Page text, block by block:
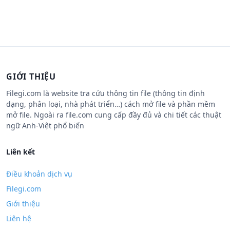
GIỚI THIỆU
Filegi.com là website tra cứu thông tin file (thông tin định
dạng, phân loại, nhà phát triển…) cách mở file và phần mềm
mở file. Ngoài ra file.com cung cấp đầy đủ và chi tiết các thuật
ngữ Anh-Việt phổ biến
Liên kết
Điều khoản dịch vụ
Filegi.com
Giới thiệu
Liên hệ